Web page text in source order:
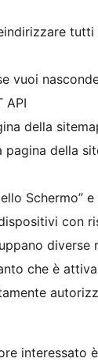
vuoi
API
della
pagina della
Schermo”
con
diverse
che è
interessato